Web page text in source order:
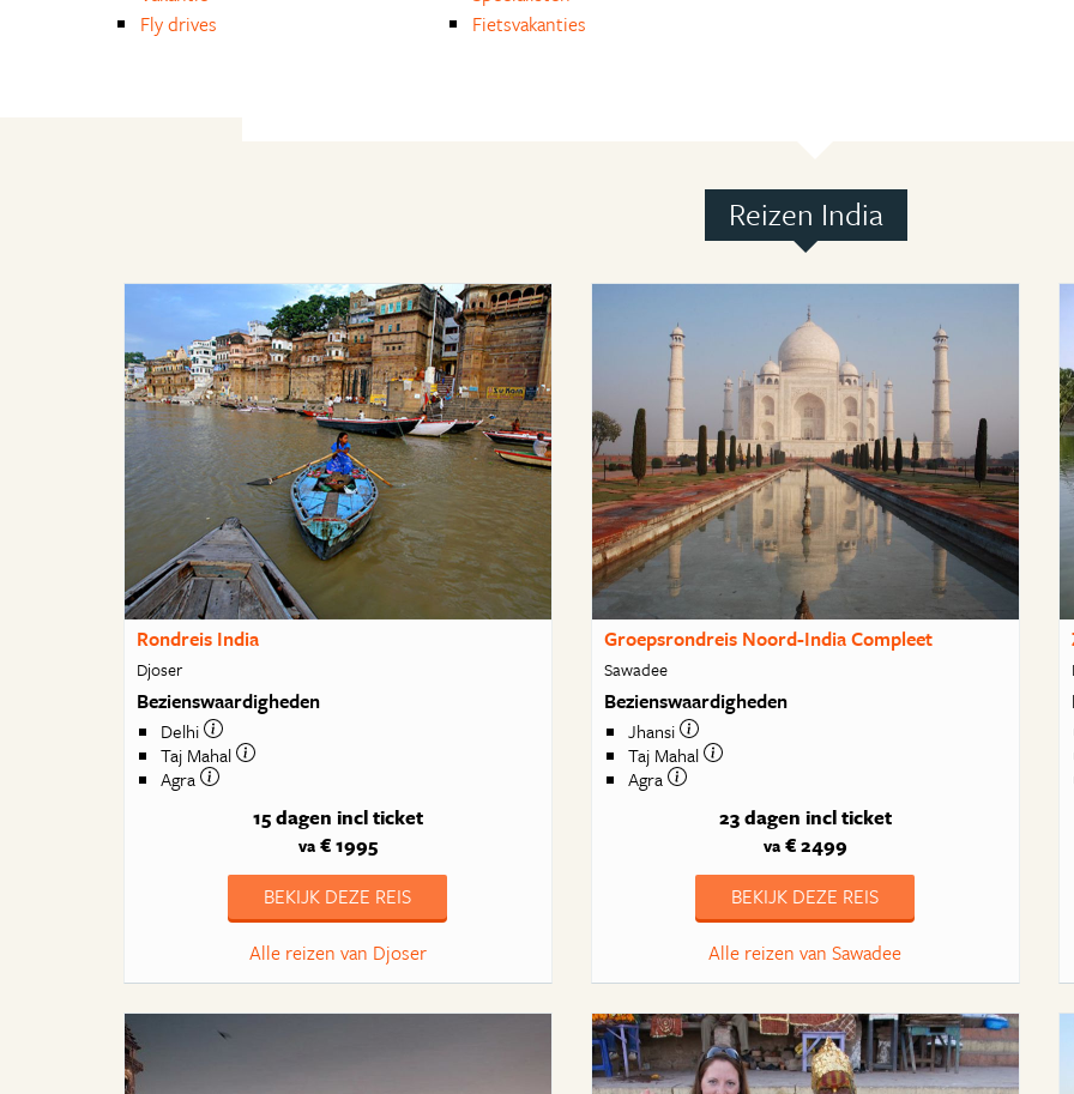
Fly drives
Fietsvakanties
Reizen India
Rondreis India
Djoser
Bezienswaardigheden
Delhi
Taj Mahal
Agra
15 dagen incl ticket
va€ 1995
BEKIJK DEZE REIS
Alle reizen van Djoser
Groepsrondreis Noord-India Compleet
Sawadee
Bezienswaardigheden
Jhansi
Taj Mahal
Agra
23 dagen incl ticket
va€ 2499
BEKIJK DEZE REIS
Alle reizen van Sawadee